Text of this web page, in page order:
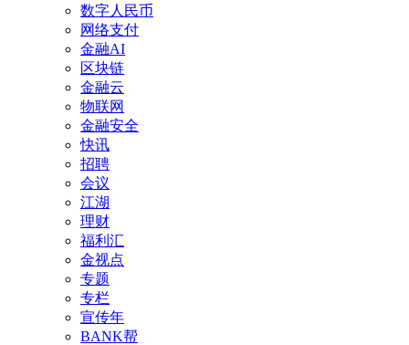
数字人民币
网络支付
金融AI
区块链
金融云
物联网
金融安全
快讯
招聘
会议
江湖
理财
福利汇
金视点
专题
专栏
宣传年
BANK帮